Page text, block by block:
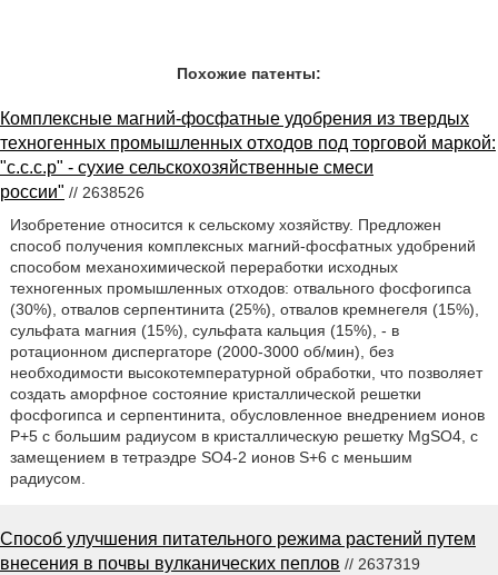
Похожие патенты:
Комплексные магний-фосфатные удобрения из твердых
техногенных промышленных отходов под торговой маркой:
"с.с.с.р" - сухие сельскохозяйственные смеси
россии" // 2638526
Изобретение относится к сельскому хозяйству. Предложен
способ получения комплексных магний-фосфатных удобрений
способом механохимической переработки исходных
техногенных промышленных отходов: отвального фосфогипса
(30%), отвалов серпентинита (25%), отвалов кремнегеля (15%),
сульфата магния (15%), сульфата кальция (15%), - в
ротационном диспергаторе (2000-3000 об/мин), без
необходимости высокотемпературной обработки, что позволяет
создать аморфное состояние кристаллической решетки
фосфогипса и серпентинита, обусловленное внедрением ионов
Р+5 с большим радиусом в кристаллическую решетку MgSO4, с
замещением в тетраэдре SO4-2 ионов S+6 с меньшим
радиусом.
Способ улучшения питательного режима растений путем
внесения в почвы вулканических пеплов // 2637319